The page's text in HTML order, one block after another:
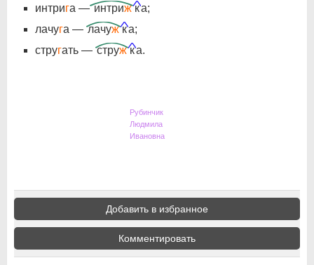
интрига —интриж ка;
лачуга — лачуж ка;
стругать — струж ка.
Рубинчик
Людмила
Ивановна
Добавить в избранное
Комментировать